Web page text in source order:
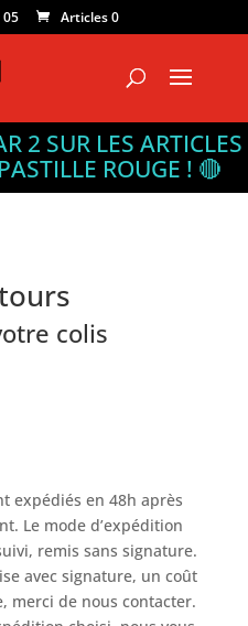
2 SUR LES ARTICLES
ROUGE ! 🔴
05 Articles 0
colis
expédiés en 48h après
Le mode d’expédition
remis sans signature.
avec signature, un coût
merci de nous contacter.